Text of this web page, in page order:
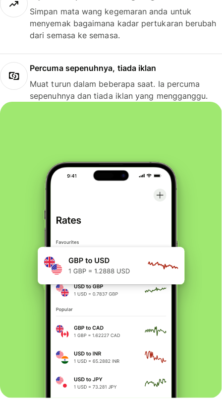
Simpan mata wang kegemaran anda untuk
menyemak bagaimana kadar pertukaran berubah
dari semasa ke semasa.
Percuma sepenuhnya, tiada iklan
Muat turun dalam beberapa saat. Ia percuma
sepenuhnya dan tiada iklan yang mengganggu.